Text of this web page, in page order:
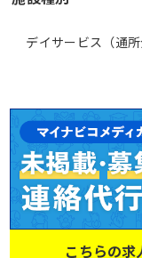
デイサービス（通所
こちらの求